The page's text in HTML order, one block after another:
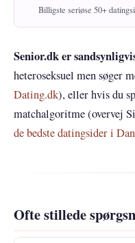
Billigste seriøse 50+
Senior.dk er
heteroseksuel men søger
Dating.dk), eller hvis du
matchalgoritme (overvej
de bedste datingsider i
Ofte stillede